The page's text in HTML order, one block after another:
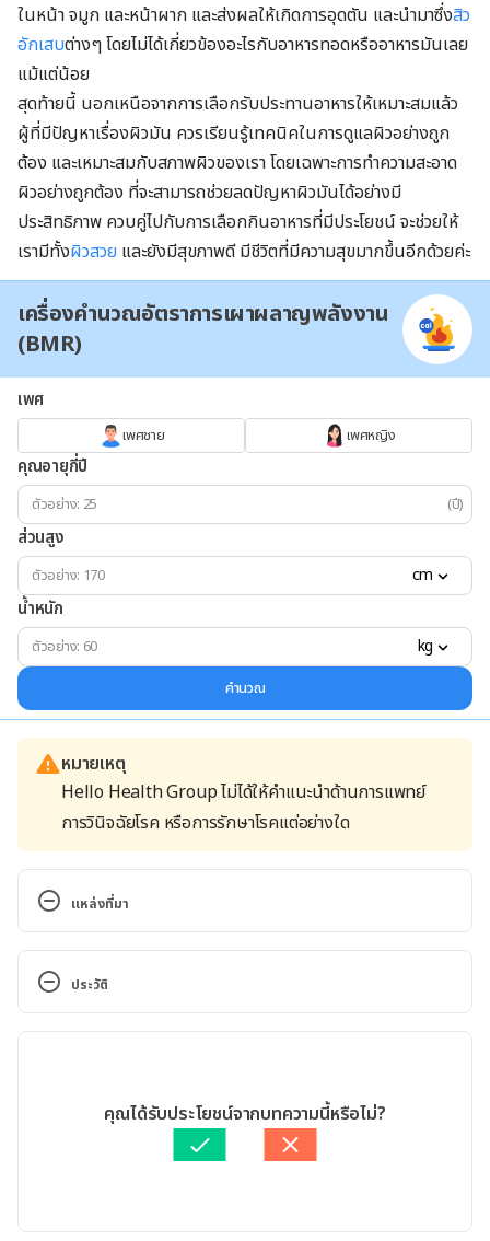
ในหน้า จมูก และหน้าผาก และส่งผลให้เกิดการอุดตัน และนำมาซึ่งสิว
อักเสบต่างๆ โดยไม่ได้เกี่ยวข้องอะไรกับอาหารทอดหรืออาหารมันเลย
แม้แต่น้อย
สุดท้ายนี้ นอกเหนือจากการเลือกรับประทานอาหารให้เหมาะสมแล้ว
ผู้ที่มีปัญหาเรื่องผิวมัน ควรเรียนรู้เทคนิคในการดูแลผิวอย่างถูก
ต้อง และเหมาะสมกับสภาพผิวของเรา โดยเฉพาะการทำความสะอาด
ผิวอย่างถูกต้อง ที่จะสามารถช่วยลดปัญหาผิวมันได้อย่างมี
ประสิทธิภาพ ควบคู่ไปกับการเลือกกินอาหารที่มีประโยชน์ จะช่วยให้
เรามีทั้งผิวสวย และยังมีสุขภาพดี มีชีวิตที่มีความสุขมากขึ้นอีกด้วยค่ะ
เครื่องคำนวณอัตราการเผาผลาญพลังงาน
(BMR)
เพศ
เพศชาย เพศหญิง
คุณอายุกี่ปี
(ปี)
ส่วนสูง
cm
น้ำหนัก
kg
คำนวณ
หมายเหตุ
Hello Health Group ไม่ได้ให้คำแนะนำด้านการแพทย์
การวินิจฉัยโรค หรือการรักษาโรคแต่อย่างใด
แหล่งที่มา
Can dietary changes help acne?
https://www.medicalnewstoday.com/articles/32263
9
cause-acne-15685
The 12 Best Foods for Healthy Skin
ประวัติ
เขียนโดย พลอย วงษ์วิไล
ตรวจสอบความถูกต้องของข้อมูลโดยทีม Hello คุณหมอ
Pattarapong Khuaphu
คุณได้รับประโยชน์จากบทความนี้หรือไม่?